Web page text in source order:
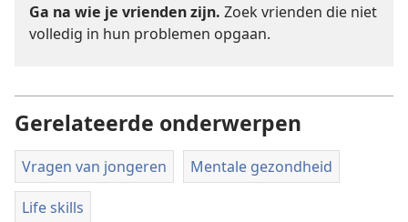
Ga na wie je vrienden zijn. Zoek vrienden die niet
volledig in hun problemen opgaan.
Gerelateerde onderwerpen
Vragen van jongeren Mentale gezondheid
Life skills